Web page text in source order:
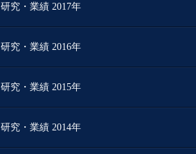
研究・業績 2017年
研究・業績 2016年
研究・業績 2015年
研究・業績 2014年